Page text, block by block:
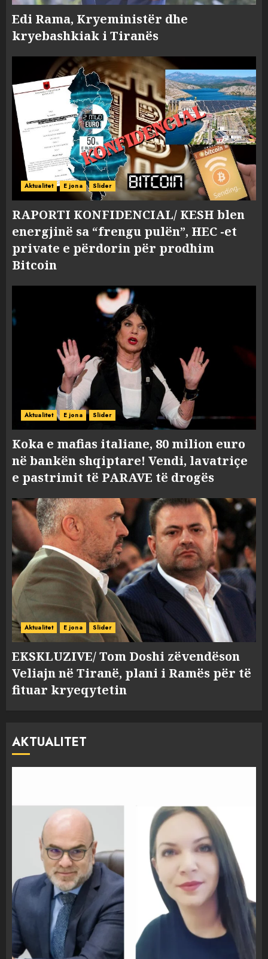
Edi Rama, Kryeministër dhe
kryebashkiak i Tiranës
Aktualitet E jona Slider
RAPORTI KONFIDENCIAL/ KESH blen
energjinë sa “frengu pulën”, HEC -et
private e përdorin për prodhim
Bitcoin
Aktualitet E jona Slider
Koka e mafias italiane, 80 milion euro
në bankën shqiptare! Vendi, lavatriçe
e pastrimit të PARAVE të drogës
Aktualitet E jona Slider
EKSKLUZIVE/ Tom Doshi zëvendëson
Veliajn në Tiranë, plani i Ramës për të
fituar kryeqytetin
AKTUALITET